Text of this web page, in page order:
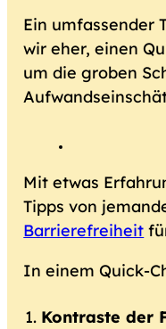
Ein umfassender
wir eher, einen
um die groben
Mit etwas
Tipps von
Barrierefreiheit
In einem Quick-
Kontraste der